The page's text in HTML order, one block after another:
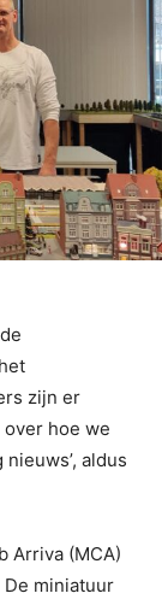
zijn er
over hoe we
aldus
Arriva (MCA)
miniatuur